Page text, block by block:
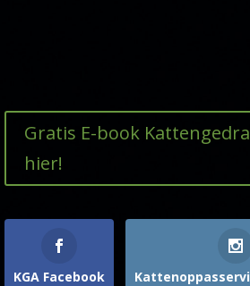
Gratis E-book
hier!
KGA Facebook